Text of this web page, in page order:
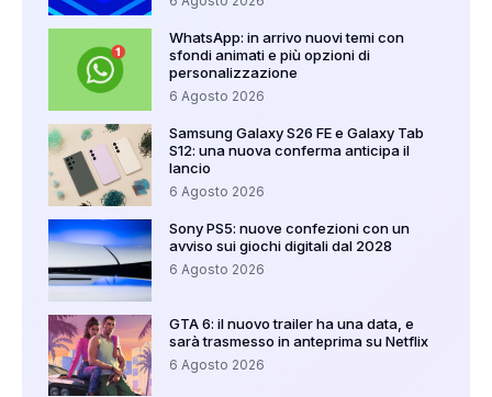
WhatsApp: in arrivo nuovi temi con
sfondi animati e più opzioni di
personalizzazione
6 Agosto 2026
Samsung Galaxy S26 FE e Galaxy Tab
S12: una nuova conferma anticipa il
lancio
6 Agosto 2026
Sony PS5: nuove confezioni con un
avviso sui giochi digitali dal 2028
6 Agosto 2026
GTA 6: il nuovo trailer ha una data, e
sarà trasmesso in anteprima su Netflix
6 Agosto 2026